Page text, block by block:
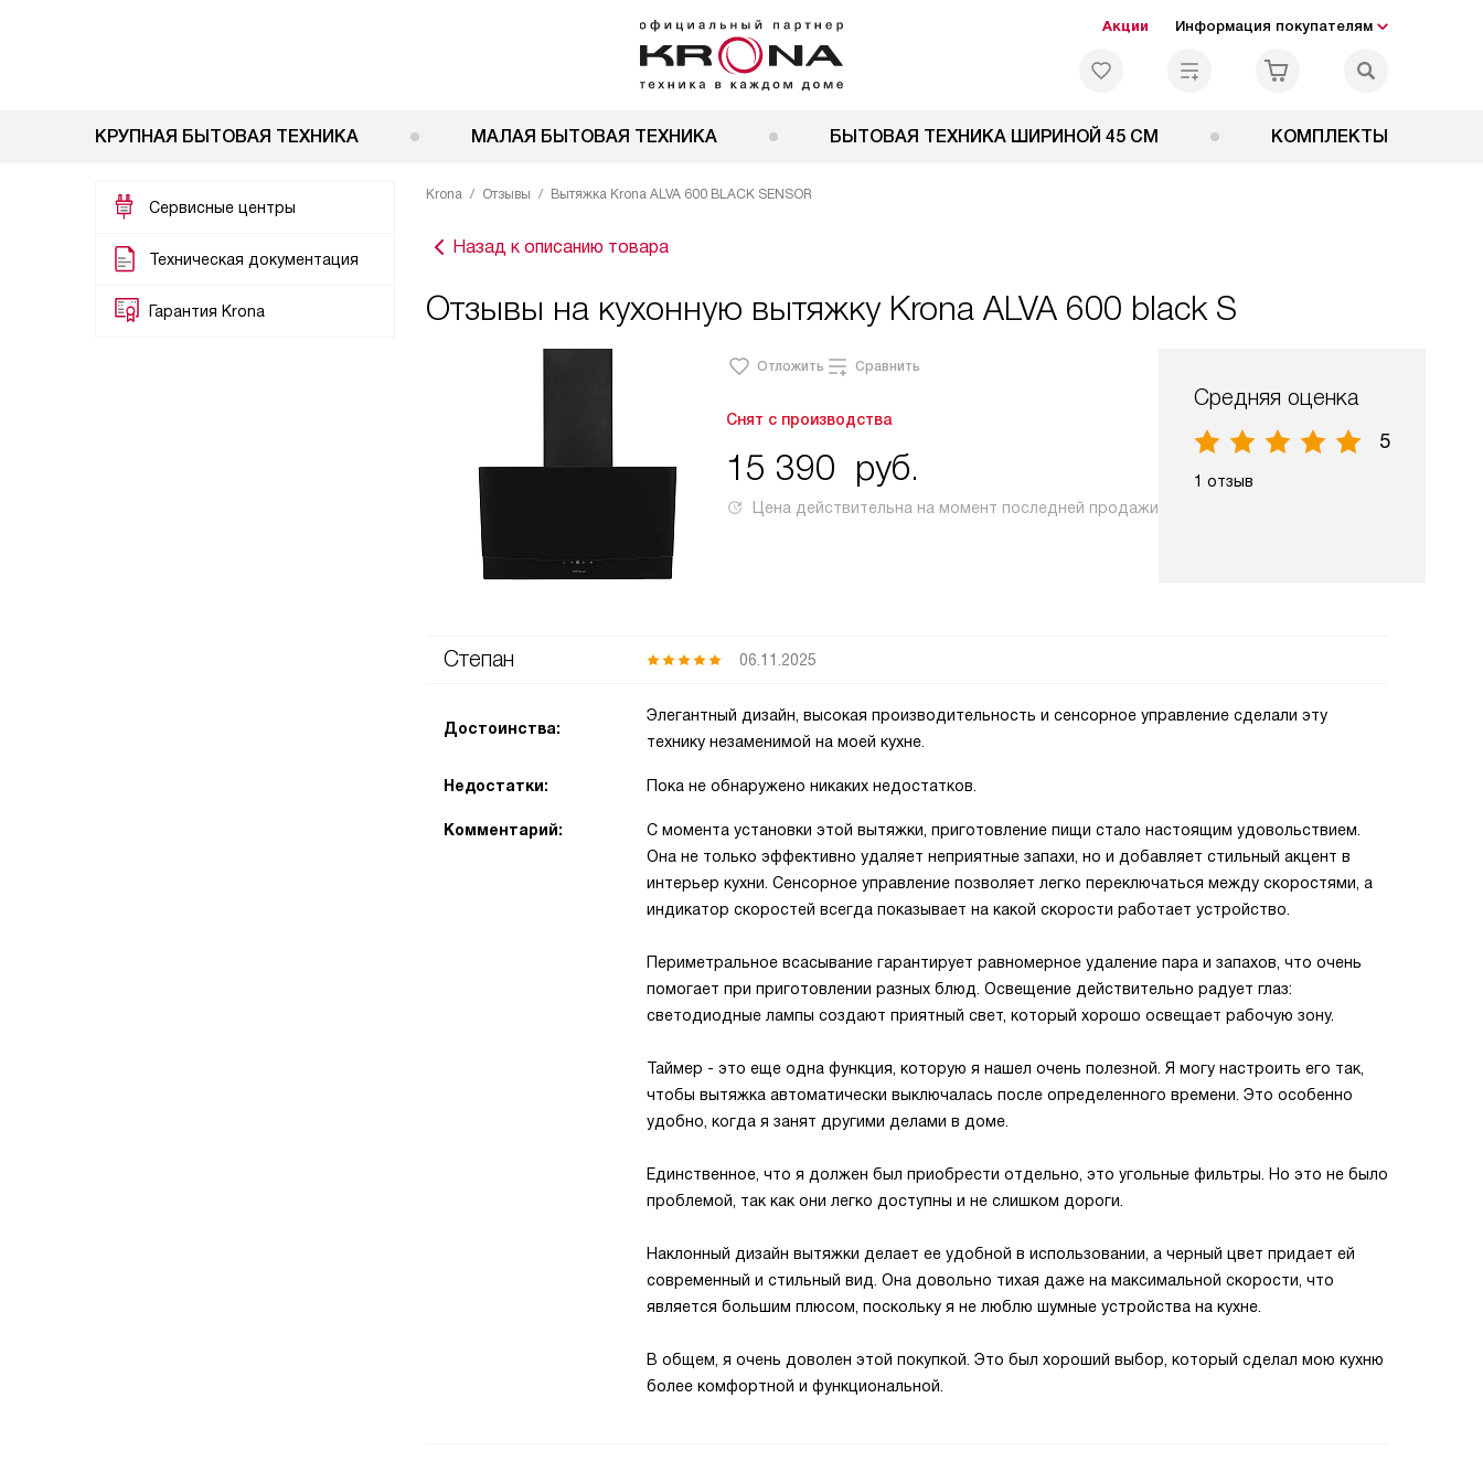
Акции Информация покупателям
КРУПНАЯ БЫТОВАЯ ТЕХНИКА МАЛАЯ БЫТОВАЯ ТЕХНИКА БЫТОВАЯ ТЕХНИКА ШИРИНОЙ 45 СМ КОМПЛЕКТЫ
Сервисные центры
Техническая документация
Гарантия Krona
Krona Отзывы Вытяжка Krona ALVA 600 BLACK SENSOR
Назад к описанию товара
Отзывы на кухонную вытяжку Krona ALVA 600 black S
Отложить Сравнить
Снят с производства
15 390 руб.
Цена действительна на момент последней продажи
Средняя оценка
5
1 отзыв
Степан 06.11.2025
Достоинства:
Элегантный дизайн, высокая производительность и сенсорное управление сделали эту
технику незаменимой на моей кухне.
Недостатки: Пока не обнаружено никаких недостатков.
Комментарий:
С момента установки этой вытяжки, приготовление пищи стало настоящим удовольствием.
Она не только эффективно удаляет неприятные запахи, но и добавляет стильный акцент в
интерьер кухни. Сенсорное управление позволяет легко переключаться между скоростями, а
индикатор скоростей всегда показывает на какой скорости работает устройство.
Периметральное всасывание гарантирует равномерное удаление пара и запахов, что очень
помогает при приготовлении разных блюд. Освещение действительно радует глаз:
светодиодные лампы создают приятный свет, который хорошо освещает рабочую зону.
Таймер - это еще одна функция, которую я нашел очень полезной. Я могу настроить его так,
чтобы вытяжка автоматически выключалась после определенного времени. Это особенно
удобно, когда я занят другими делами в доме.
Единственное, что я должен был приобрести отдельно, это угольные фильтры. Но это не было
проблемой, так как они легко доступны и не слишком дороги.
Наклонный дизайн вытяжки делает ее удобной в использовании, а черный цвет придает ей
современный и стильный вид. Она довольно тихая даже на максимальной скорости, что
является большим плюсом, поскольку я не люблю шумные устройства на кухне.
В общем, я очень доволен этой покупкой. Это был хороший выбор, который сделал мою кухню
более комфортной и функциональной.